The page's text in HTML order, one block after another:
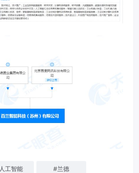
人工智能 #兰德